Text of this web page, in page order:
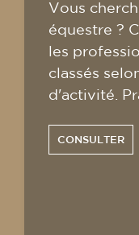
Vous
équestre ?
les
classés
d'activité.
CONSULTER